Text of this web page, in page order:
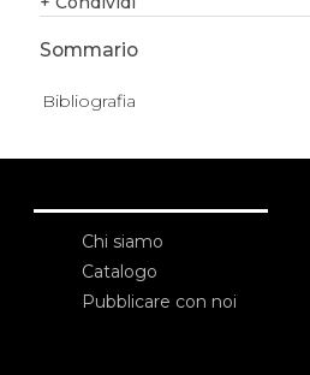
Sommario
Bibliografia
Chi siamo
Catalogo
Pubblicare con noi